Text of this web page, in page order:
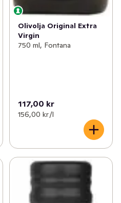
Olivolja Original Extra
Virgin
750 ml, Fontana
117,00 kr
156,00 kr /l